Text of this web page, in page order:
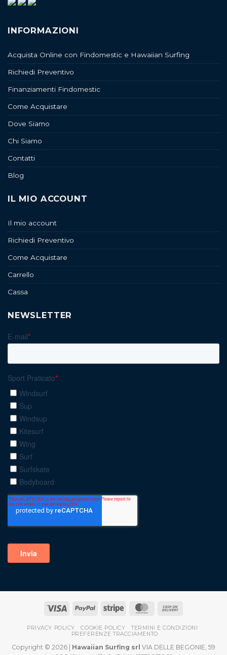
INFORMAZIONI
Acquista Online con Findomestic e Hawaiian Surfing
Richiedi Preventivo
Finanziamenti Findomestic
Come Acquistare
Dove Siamo
Chi Siamo
Contatti
Blog
IL MIO ACCOUNT
Il mio account
Richiedi Preventivo
Come Acquistare
Carrello
Cassa
NEWSLETTER
PRIVACY POLICY COOKIE POLICY
TERMINI E CONDIZIONI
PREFERENZE TRACCIAMENTO
Copyright © 2026 | Hawaiian Surfing srl VIA DELLE BEGONIE, 59